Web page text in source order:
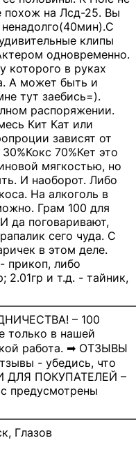
похож на Лсд-25. Вы
клипы
одновременно.
в руках
А может быть и
тут заебись=).
распоряжении.
Кит Кат или
зависят от
70%Кет это
мягкостью, но
И наоборот. Либо
На алкоголь в
Грам 100 для
да поговаривают,
сего чуда. С
в этом деле.
прикоп, либо
2.01гр и т.д. - тайник,
– 100
только в нашей
работа. ➡ ОТЗЫВЫ
- убедись, что
ДЛЯ ПОКУПАТЕЛЕЙ –
предусмотрены
Глазов